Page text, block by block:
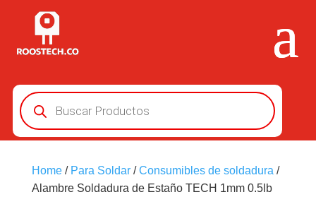
Búsqueda
de
productos
Home/ Para Soldar/Consumibles de soldadura /
Alambre Soldadura de Estaño TECH 1mm 0.5lb